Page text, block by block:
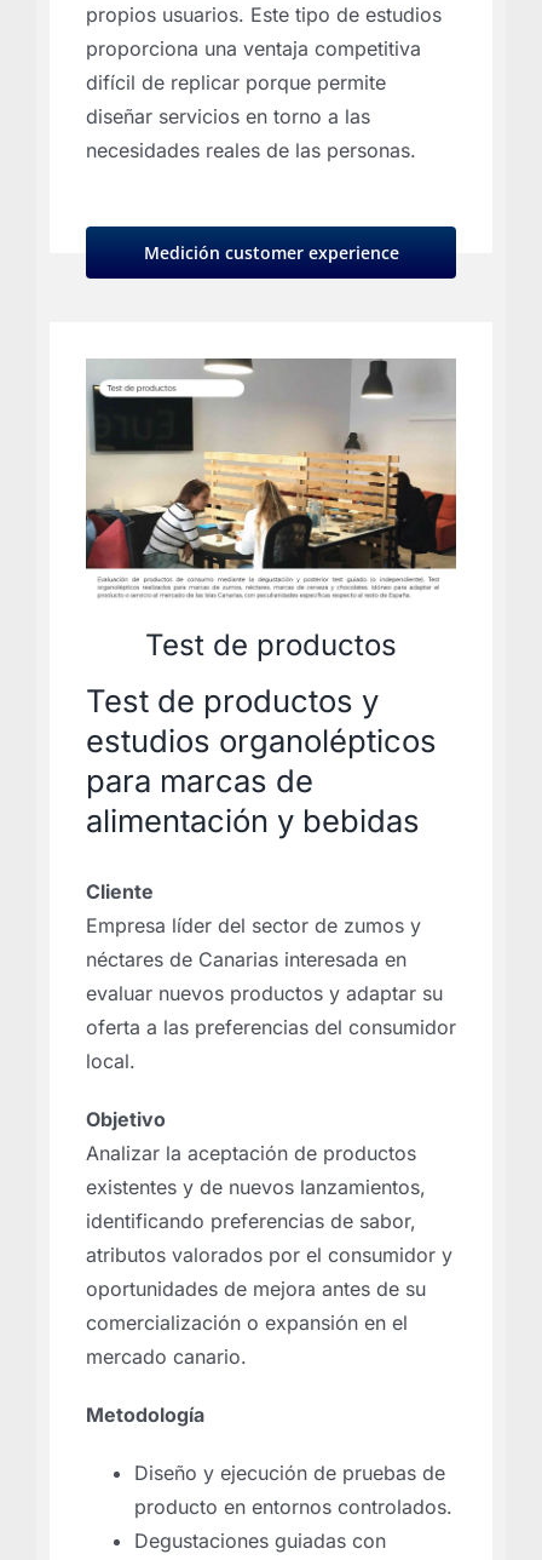
propios usuarios. Este tipo de estudios
proporciona una ventaja competitiva
difícil de replicar porque permite
diseñar servicios en torno a las
necesidades reales de las personas.
Medición customer experience
Test de productos
Test de productos y
estudios organolépticos
para marcas de
alimentación y bebidas
Cliente
Empresa líder del sector de zumos y
néctares de Canarias interesada en
evaluar nuevos productos y adaptar su
oferta a las preferencias del consumidor
local.
Objetivo
Analizar la aceptación de productos
existentes y de nuevos lanzamientos,
identificando preferencias de sabor,
atributos valorados por el consumidor y
oportunidades de mejora antes de su
comercialización o expansión en el
mercado canario.
Metodología
Diseño y ejecución de pruebas de
producto en entornos controlados.
Degustaciones guiadas con